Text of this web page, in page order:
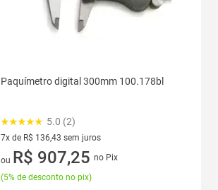
Paquímetro digital 300mm 100.178bl
5.0 (2)
7x de R$ 136,43 sem juros
7 vez de R$ 136,43 sem juros
ou R$ 907,25 no Pix
(5% de desconto no pix)